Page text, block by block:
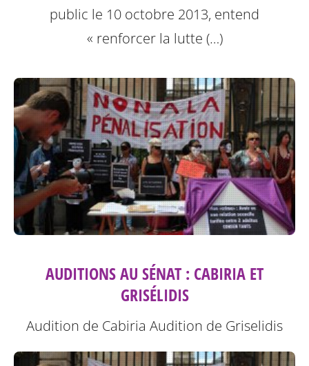
public le 10 octobre 2013, entend
« renforcer la lutte (…)
AUDITIONS AU SÉNAT : CABIRIA ET
GRISÉLIDIS
Audition de Cabiria Audition de Griselidis